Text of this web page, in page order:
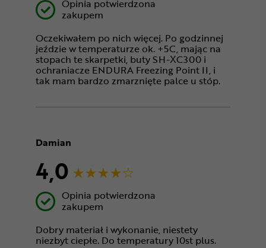
Opinia potwierdzona
zakupem
Oczekiwałem po nich więcej. Po godzinnej
jeździe w temperaturze ok. +5C, mając na
stopach te skarpetki, buty SH-XC300 i
ochraniacze ENDURA Freezing Point II, i
tak mam bardzo zmarznięte palce u stóp.
Damian
4,0
Opinia potwierdzona
zakupem
Dobry materiał i wykonanie, niestety
niezbyt ciepłe. Do temperatury 10st plus.